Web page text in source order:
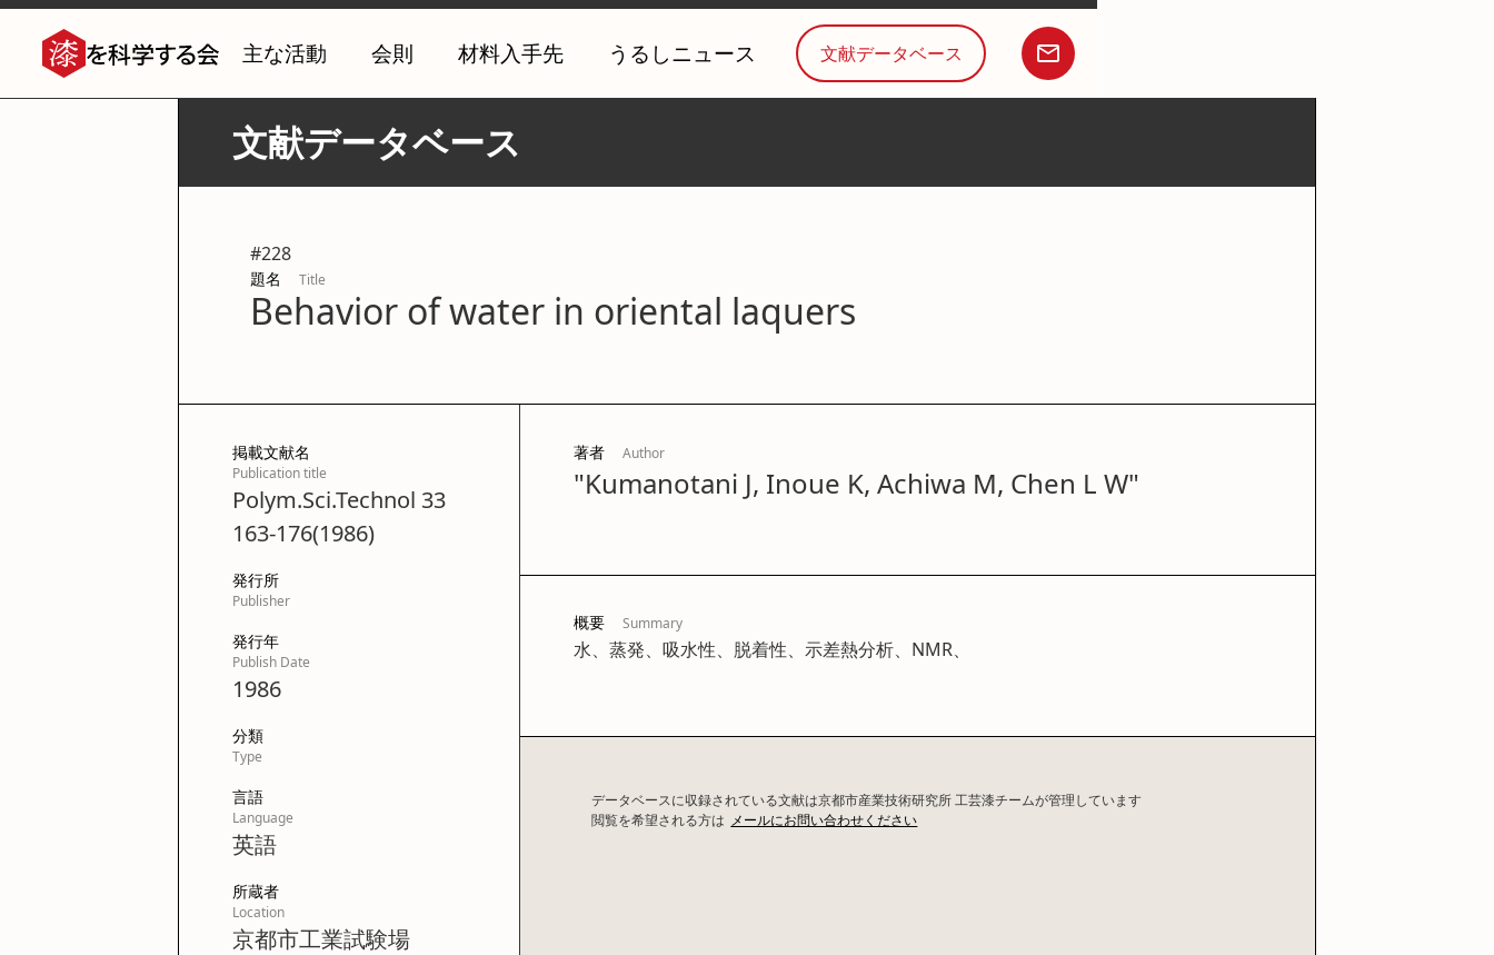
主な活動 会則 材料入手先 うるしニュース 文献データベース
文献データベース
#228
題名 Title
Behavior of water in oriental laquers
掲載文献名
Publication title
Polym.Sci.Technol 33
163-176(1986)
発行所
Publisher
発行年
Publish Date
1986
分類
Type
言語
Language
英語
所蔵者
Location
京都市工業試験場
著者 Author
"Kumanotani J, Inoue K, Achiwa M, Chen L W"
概要 Summary
水、蒸発、吸水性、脱着性、示差熱分析、NMR、
データベースに収録されている文献は京都市産業技術研究所 工芸漆チームが管理しています
閲覧を希望される方は メールにお問い合わせください